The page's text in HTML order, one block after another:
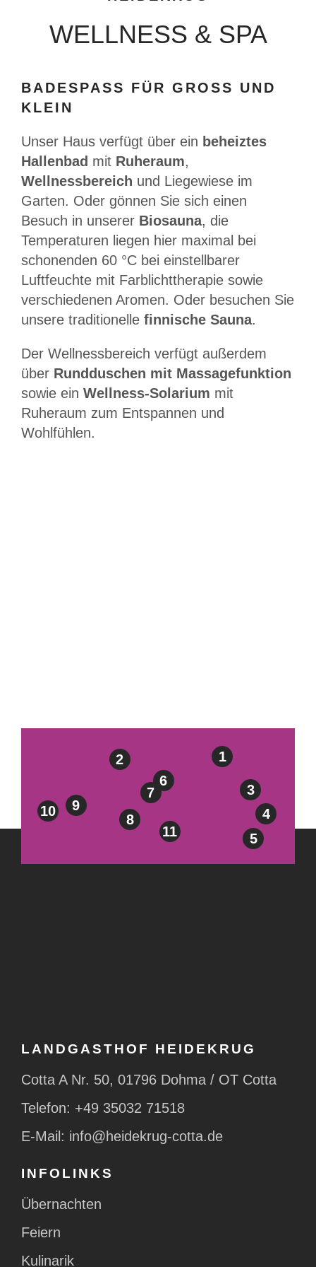
WELLNESS & SPA
BADESPASS FÜR GROSS UND KL
EIN
Unser Haus verfügt über ein beheiztes
Hallenbad mit Ruheraum,
Wellnessbereich und Liegewiese im
Garten. Oder gönnen Sie sich einen
Besuch in unserer Biosauna, die
Temperaturen liegen hier maximal bei
schonenden 60 °C bei einstellbarer
Luftfeuchte mit Farblichttherapie sowie
verschiedenen Aromen. Oder besuchen Sie
unsere traditionelle finnische Sauna.
Der Wellnessbereich verfügt außerdem
über Rundduschen mit Massagefunktion
sowie ein Wellness-Solarium mit
Ruheraum zum Entspannen und
Wohlfühlen.
1
2
3
4
5
6
7
8
9
10
11
LANDGASTHOF HEIDEKRUG
Cotta A Nr. 50, 01796 Dohma / OT Cotta
Telefon: +49 35032 71518
E-Mail: info@heidekrug-cotta.de
INFOLINKS
Übernachten
Feiern
Kulinarik